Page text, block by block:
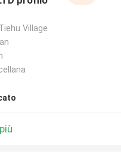
Village